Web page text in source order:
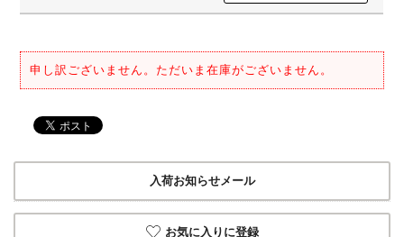
申し訳ございません。ただいま在庫がございません。
入荷お知らせメール
お気に入りに登録